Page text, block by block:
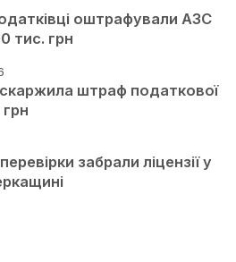
оштрафували АЗС
тис. грн
штраф податкової
грн
забрали ліцензії у